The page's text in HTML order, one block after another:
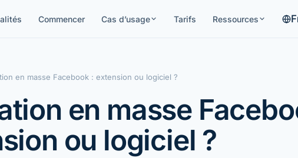
Commencer Cas d’usage Tarifs Ressources
en masse Facebook : extension ou logiciel ?
en masse
ou logiciel ?